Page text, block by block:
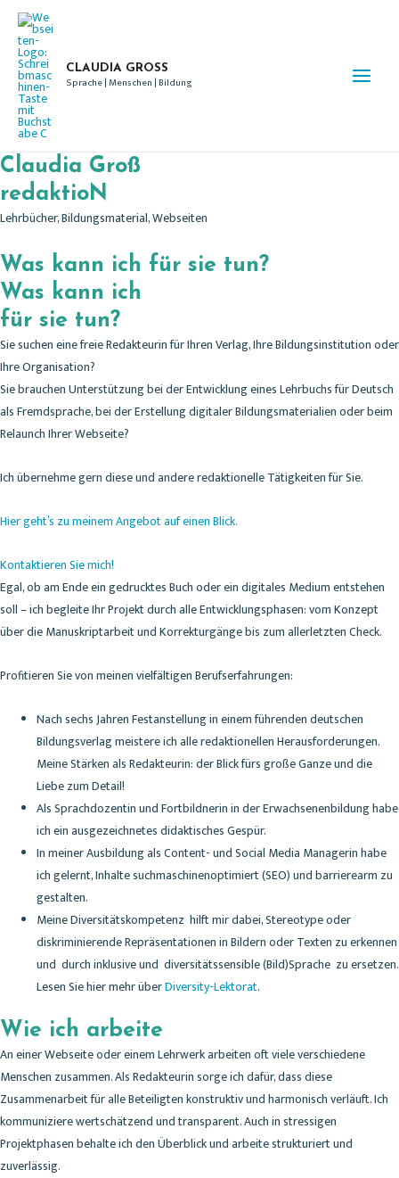
CLAUDIA GROSS
Sprache | Menschen | Bildung
Main
Claudia Groß
redaktioN
Lehrbücher, Bildungsmaterial, Webseiten
Was kann ich für sie tun?
Was kann ich
für sie tun?
Sie suchen eine freie Redakteurin für Ihren Verlag, Ihre Bildungsinstitution oder
Ihre Organisation?
Sie brauchen Unterstützung bei der Entwicklung eines Lehrbuchs für Deutsch
als Fremdsprache, bei der Erstellung digitaler Bildungsmaterialien oder beim
Relaunch Ihrer Webseite?
Ich übernehme gern diese und andere redaktionelle Tätigkeiten für Sie.
Hier geht’s zu meinem Angebot auf einen Blick.
Kontaktieren Sie mich!
Egal, ob am Ende ein gedrucktes Buch oder ein digitales Medium entstehen
soll – ich begleite Ihr Projekt durch alle Entwicklungsphasen: vom Konzept
über die Manuskriptarbeit und Korrekturgänge bis zum allerletzten Check.
Profitieren Sie von meinen vielfältigen Berufserfahrungen:
Nach sechs Jahren Festanstellung in einem führenden deutschen
Bildungsverlag meistere ich alle redaktionellen Herausforderungen.
Meine Stärken als Redakteurin: der Blick fürs große Ganze und die
Liebe zum Detail!
Als Sprachdozentin und Fortbildnerin in der Erwachsenenbildung habe
ich ein ausgezeichnetes didaktisches Gespür.
In meiner Ausbildung als Content- und Social Media Managerin habe
ich gelernt, Inhalte suchmaschinenoptimiert (SEO) und barrierearm zu
gestalten.
Meine Diversitätskompetenz hilft mir dabei, Stereotype oder
diskriminierende Repräsentationen in Bildern oder Texten zu erkennen
und durch inklusive und diversitätssensible (Bild)Sprache zu ersetzen.
Lesen Sie hier mehr überDiversity-Lektorat.
Wie ich arbeite
An einer Webseite oder einem Lehrwerk arbeiten oft viele verschiedene
Menschen zusammen. Als Redakteurin sorge ich dafür, dass diese
Zusammenarbeit für alle Beteiligten konstruktiv und harmonisch verläuft. Ich
kommuniziere wertschätzend und transparent. Auch in stressigen
Projektphasen behalte ich den Überblick und arbeite strukturiert und
zuverlässig.